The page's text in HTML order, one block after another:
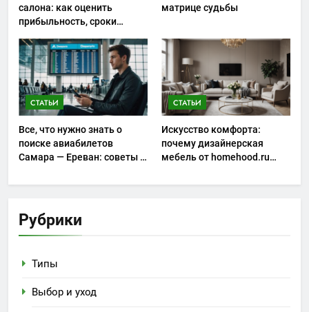
салона: как оценить
прибыльность, сроки
запуска
матрице судьбы
СТАТЬИ
Все, что нужно знать о
поиске авиабилетов
Самара — Ереван: советы и
СТАТЬИ
Искусство комфорта:
почему дизайнерская
мебель от homehood.ru
интерьере
Рубрики
Типы
Выбор и уход